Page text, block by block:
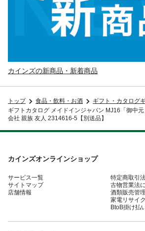
カインズの新商品・新着商品
トップ 食品・飲料・お酒 ギフト・カタログ
ギフトカタログ メイドインジャパン MJ16「御中
会社 親族 友人 2314616-5【別送品】
カインズオンラインショップ
サービス一覧
サイトマップ
店舗情報
特定商取引
古物営業法
酒類販売管
家電リサイ
BtoB掛け払